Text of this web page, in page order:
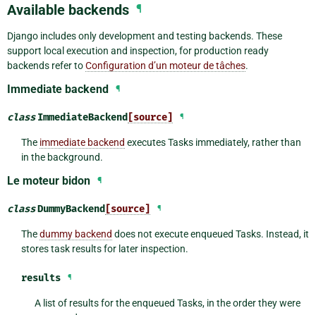
Available backends ¶
Django includes only development and testing backends. These
support local execution and inspection, for production ready
backends refer toConfiguration d’un moteur de tâches.
Immediate backend ¶
class ImmediateBackend [source] ¶
The immediate backend executes Tasks immediately, rather than
in the background.
Le moteur bidon ¶
classDummyBackend [source] ¶
Thedummy backend does not execute enqueued Tasks. Instead, it
stores task results for later inspection.
results ¶
A list of results for the enqueued Tasks, in the order they were